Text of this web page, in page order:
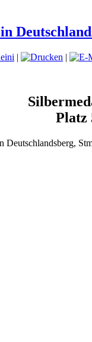
| |
Platz